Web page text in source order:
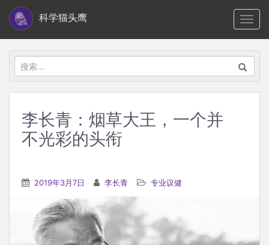
i
科学猫头鹰
搜
索：
李长青：烟草大王，一个并
不光彩的头衔
2019年3月7日 李长青 专业议健